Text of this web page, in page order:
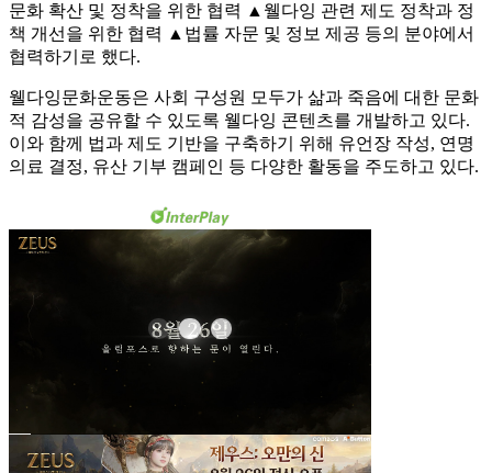
문화 확산 및 정착을 위한 협력 ▲웰다잉 관련 제도 정착과 정
책 개선을 위한 협력 ▲법률 자문 및 정보 제공 등의 분야에서
협력하기로 했다.
웰다잉문화운동은 사회 구성원 모두가 삶과 죽음에 대한 문화
적 감성을 공유할 수 있도록 웰다잉 콘텐츠를 개발하고 있다.
이와 함께 법과 제도 기반을 구축하기 위해 유언장 작성, 연명
의료 결정, 유산 기부 캠페인 등 다양한 활동을 주도하고 있다.